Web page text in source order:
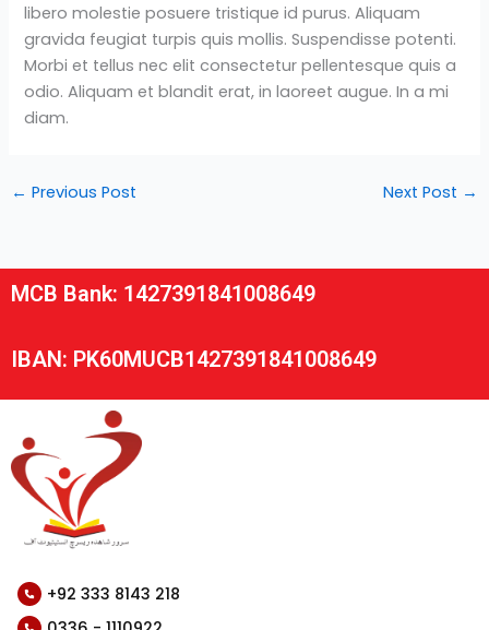
libero molestie posuere tristique id purus. Aliquam
gravida feugiat turpis quis mollis. Suspendisse potenti.
Morbi et tellus nec elit consectetur pellentesque quis a
odio. Aliquam et blandit erat, in laoreet augue. In a mi
diam.
← Previous Post Next Post →
MCB Bank: 1427391841008649
IBAN: PK60MUCB1427391841008649
+92 333 8143 218